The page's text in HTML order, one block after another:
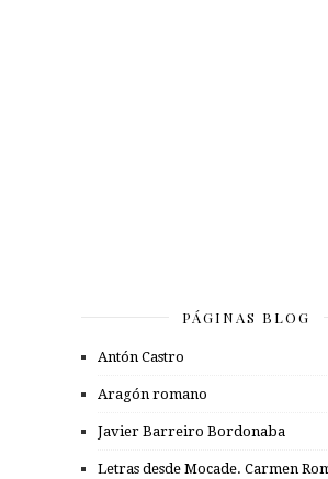
PÁGINAS BLOG
Antón Castro
Aragón romano
Javier Barreiro Bordonaba
Letras desde Mocade. Carmen